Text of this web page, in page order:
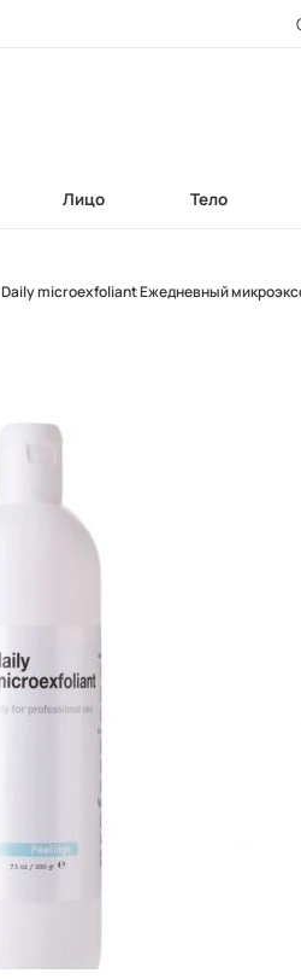
Лицо Тело
Daily microexfoliant Ежедневный